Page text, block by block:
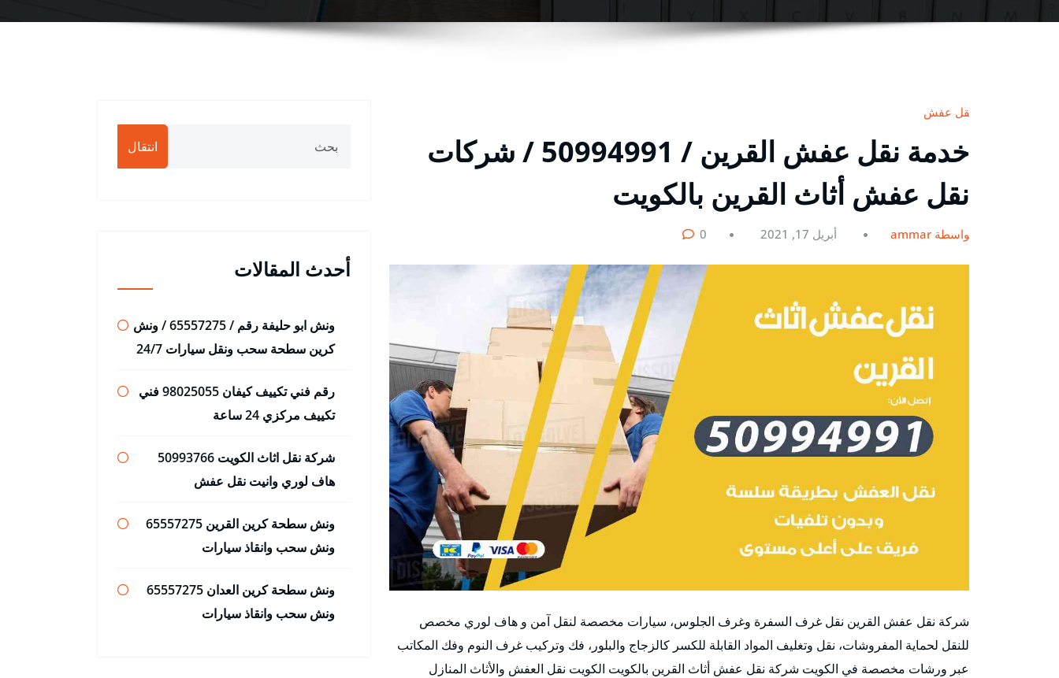
نقل عفش
خدمة نقل عفش القرين / 50994991 / شركات
نقل عفش أثاث القرين بالكويت
بواسطة ammar أبريل 17, 2021 0
شركة نقل عفش القرين نقل غرف السفرة وغرف الجلوس، سيارات مخصصة لنقل آمن و هاف لوري مخصص
للنقل لحماية المفروشات، نقل وتغليف المواد القابلة للكسر كالزجاج والبلور، فك وتركيب غرف النوم وفك المكاتب
عبر ورشات مخصصة في الكويت شركة نقل عفش أثاث القرين بالكويت الكويت نقل العفش والأثاث المنازل
انتقال
أحدث المقالات
ونش ابو حليفة رقم / 65557275 / ونش
كرين سطحة سحب ونقل سيارات 24/7
رقم فني تكييف كيفان 98025055 فني
تكييف مركزي 24 ساعة
شركة نقل اثاث الكويت 50993766
هاف لوري وانيت نقل عفش
ونش سطحة كرين القرين 65557275
ونش سحب وانقاذ سيارات
ونش سطحة كرين العدان 65557275
ونش سحب وانقاذ سيارات